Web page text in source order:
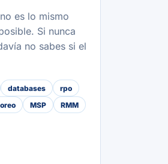
es lo mismo
Si nunca
no sabes si el
databases
rpo
MSP
RMM